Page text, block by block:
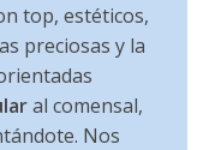
top, estéticos,
preciosas y la
al comensal,
Nos